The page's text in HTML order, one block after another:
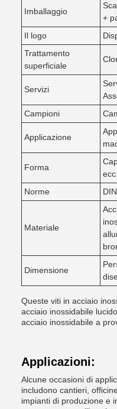
Imballaggio
+
Il logo
Trattamento
superficiale
Servizi
Campioni
Applicazione
Forma
ecc.
Norme
Materiale
Dimensione
Queste viti in acciaio
acciaio inossidabile
acciaio inossidabile a
Applicazioni:
Alcune occasioni di
includono cantieri,
impianti di produzione e